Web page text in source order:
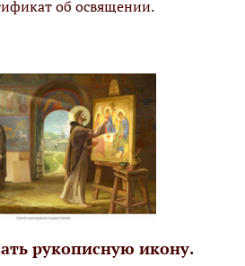
об освящении.
рукописную икону.